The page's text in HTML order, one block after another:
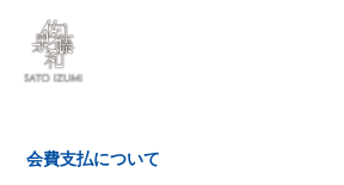
PROFILE
会費支払について